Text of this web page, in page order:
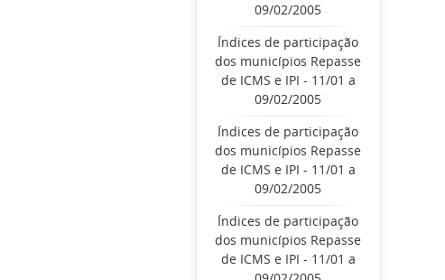
09/02/2005
Índices de participação
dos municípios Repasse
de ICMS e IPI - 11/01 a
09/02/2005
Índices de participação
dos municípios Repasse
de ICMS e IPI - 11/01 a
09/02/2005
Índices de participação
dos municípios Repasse
de ICMS e IPI - 11/01 a